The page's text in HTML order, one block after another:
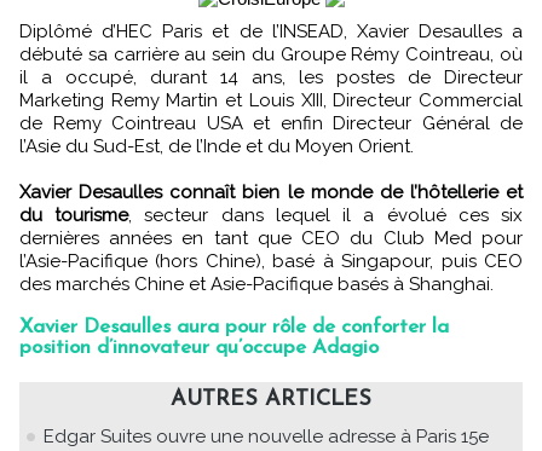
Diplômé d’HEC Paris et de l’INSEAD, Xavier Desaulles a
débuté sa carrière au sein du Groupe Rémy Cointreau, où
il a occupé, durant 14 ans, les postes de Directeur
Marketing Remy Martin et Louis XIII, Directeur Commercial
de Remy Cointreau USA et enfin Directeur Général de
l’Asie du Sud-Est, de l’Inde et du Moyen Orient.
Xavier Desaulles connaît bien le monde de l’hôtellerie et
du tourisme, secteur dans lequel il a évolué ces six
dernières années en tant que CEO du Club Med pour
l’Asie-Pacifique (hors Chine), basé à Singapour, puis CEO
des marchés Chine et Asie-Pacifique basés à Shanghai.
Xavier Desaulles aura pour rôle de conforter la
position d’innovateur qu’occupe Adagio
AUTRES ARTICLES
Edgar Suites ouvre une nouvelle adresse à Paris 15e